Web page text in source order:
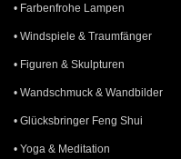
• Farbenfrohe Lampen
• Windspiele & Traumfänger
• Figuren & Skulpturen
• Wandschmuck & Wandbilder
• Glücksbringer Feng Shui
• Yoga & Meditation